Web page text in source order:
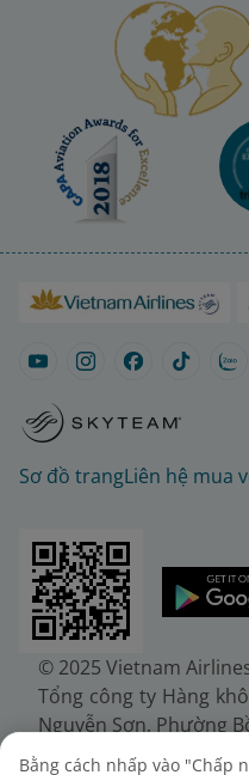
Sơ đồ trangLiên hệ mua
© 2025 Vietnam Airlines
Tổng công ty Hàng
Nguyễn Sơn, Phường
Điện thoại: (+84-24)
Bằng cách nhấp vào "Chấp